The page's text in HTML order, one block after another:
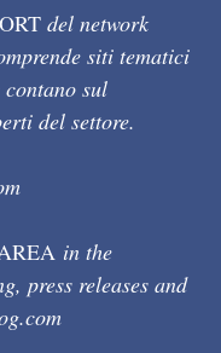
del network
siti tematici
sul
del settore.
in the
press releases and